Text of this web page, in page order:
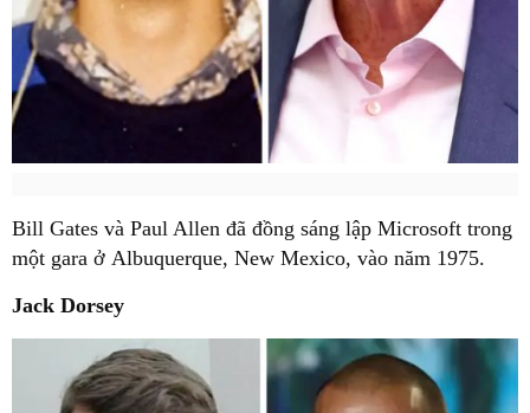
Bill Gates và Paul Allen đã đồng sáng lập Microsoft trong
một gara ở Albuquerque, New Mexico, vào năm 1975.
Jack Dorsey